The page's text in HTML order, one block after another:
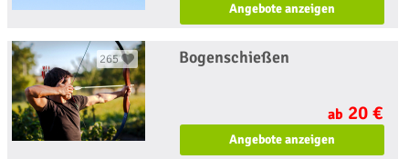
Angebote anzeigen
265 Bogenschießen
ab 20 €
Angebote anzeigen